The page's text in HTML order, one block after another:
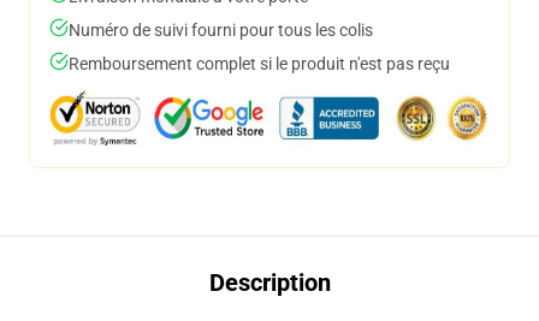
Numéro de suivi fourni pour tous les colis
Remboursement complet si le produit n'est pas reçu
Description